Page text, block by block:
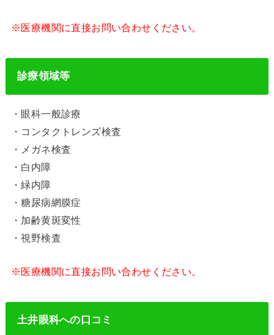
※医療機関に直接お問い合わせください。
診療領域等
・眼科一般診療
・コンタクトレンズ検査
・メガネ検査
・白内障
・緑内障
・糖尿病網膜症
・加齢黄斑変性
・視野検査
※医療機関に直接お問い合わせください。
土井眼科への口コミ